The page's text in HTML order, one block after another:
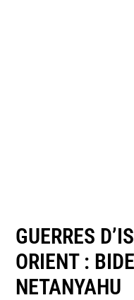
GUERRES
ORIENT :
NETANYAHU